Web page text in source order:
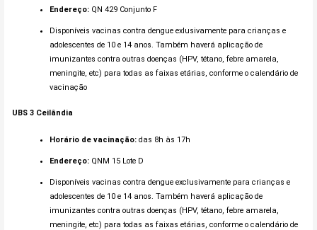
Endereço: QN 429 Conjunto F
Disponíveis vacinas contra dengue exlusivamente para crianças e
adolescentes de 10 e 14 anos. Também haverá aplicação de
imunizantes contra outras doenças (HPV, tétano, febre amarela,
meningite, etc) para todas as faixas etárias, conforme o calendário de
vacinação
UBS 3 Ceilândia
Horário de vacinação:das 8h às 17h
Endereço: QNM 15 Lote D
Disponíveis vacinas contra dengue exclusivamente para crianças e
adolescentes de 10 e 14 anos. Também haverá aplicação de
imunizantes contra outras doenças (HPV, tétano, febre amarela,
meningite, etc) para todas as faixas etárias, conforme o calendário de